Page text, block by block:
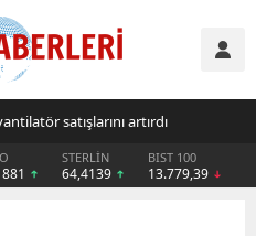
satışlarını artırdı
STERLİN
64,4139
BIST 100
13.779,39